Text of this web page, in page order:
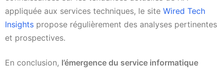
appliquée aux services techniques, le site Wired Tech
Insights propose régulièrement des analyses pertinentes
et prospectives.
En conclusion, l’émergence du service informatique